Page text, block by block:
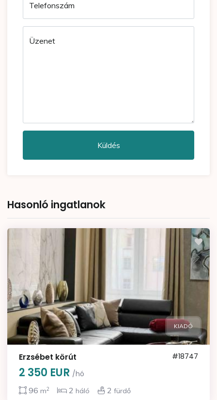
Telefonszám
Üzenet
Küldés
Hasonló ingatlanok
KIADÓ
Erzsébet körút #18747
2 350 EUR /hó
96 m2 2 háló 2 fürdő